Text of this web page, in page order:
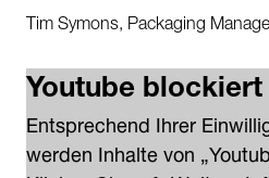
Tim Symons, Packaging
Youtube blockiert
Entsprechend Ihrer
werden Inhalte von